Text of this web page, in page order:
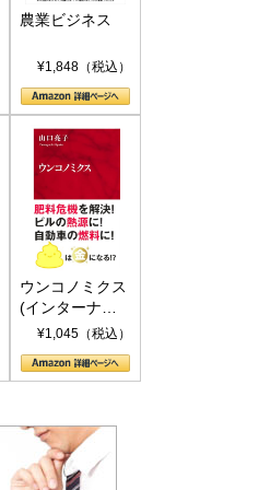
農業ビジネス
¥1,848（税込）
ウンコノミクス
(インターナシ
ョナル新書)
¥1,045（税込）